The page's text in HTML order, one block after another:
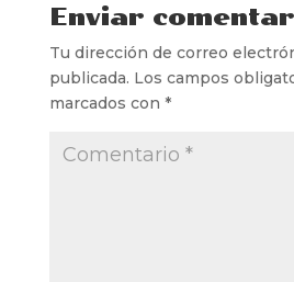
Enviar
Tu dirección de correo
publicada. Los campos
marcados con *